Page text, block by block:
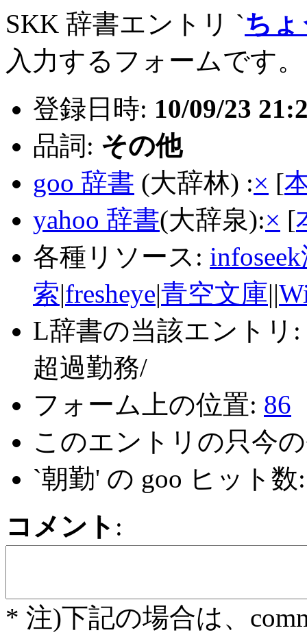
SKK 辞書エントリ `ち
入力するフォームです。
登録日時: 10/09/23
品詞: その他
goo 辞書 (大辞林) :× [
yahoo 辞書(大辞泉):× [
各種リソース:
索|fresheye|青空文庫||
L辞書の当該エントリ:
超過勤務/
フォーム上の位置: 86
このエントリの只今
`朝勤' の goo ヒット
コメント :
* 注)下記の場合は、